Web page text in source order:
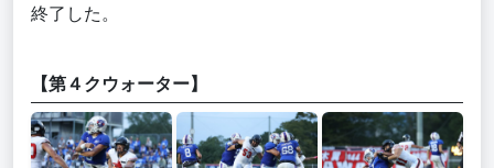
終了した。
【第４クウォーター】